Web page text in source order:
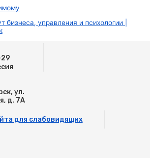
бизнеса, управления и психологии |
ул.
д. 7А
для слабовидящих